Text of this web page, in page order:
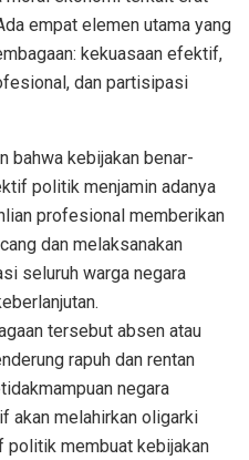
empat elemen utama yang
kekuasaan efektif,
dan partisipasi
bahwa kebijakan benar-
politik menjamin adanya
profesional memberikan
dan melaksanakan
seluruh warga negara
tersebut absen atau
rapuh dan rentan
negara
akan melahirkan oligarki
politik membuat kebijakan